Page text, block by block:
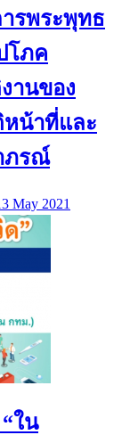
รพระพุทธ
โภค
านของ
น้าที่และ
ภรณ์
May 2021
ใน